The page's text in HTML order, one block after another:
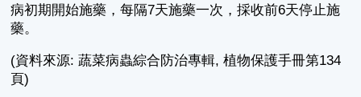
病初期開始施藥，每隔7天施藥一次，採收前6天停止施
藥。
(資料來源: 蔬菜病蟲綜合防治專輯, 植物保護手冊第134
頁)